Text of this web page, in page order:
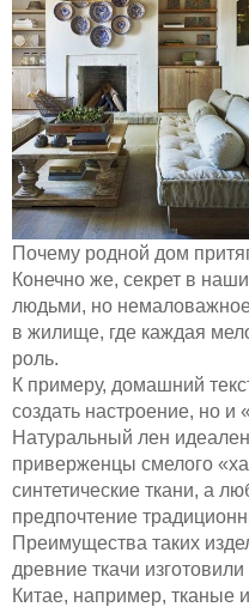
Почему родной дом
Конечно же, секрет в
людьми, но
в жилище, где каждая
роль.
К примеру, домашний
создать настроение, но и
Натуральный лен
приверженцы смелого
синтетические ткани, а
предпочтение
Преимущества таких
древние ткачи
Китае, например, тканые